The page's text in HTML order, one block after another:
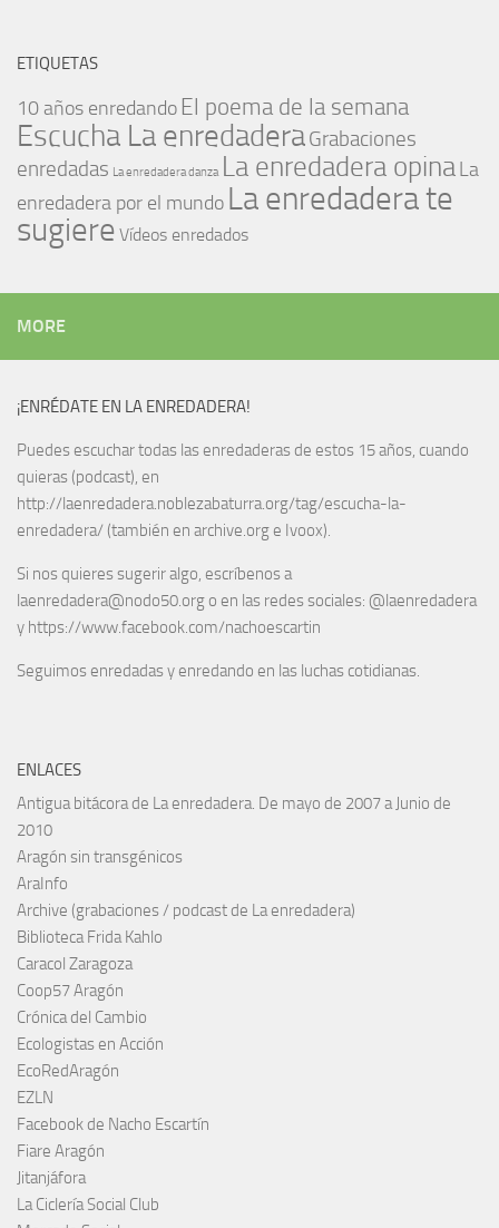
ETIQUETAS
10 años enredando El poema de la semana
Escucha La enredaderaGrabaciones
enredadas La enredadera danza La enredadera opinaLa
enredadera por el mundo La enredadera te
sugiere Vídeos enredados
MORE
¡ENRÉDATE EN LA ENREDADERA!
Puedes escuchar todas las enredaderas de estos 15 años, cuando
quieras (podcast), en
http://laenredadera.noblezabaturra.org/tag/escucha-la-
enredadera/ (también en archive.org e Ivoox).
Si nos quieres sugerir algo, escríbenos a
laenredadera@nodo50.org o en las redes sociales: @laenredadera
y https://www.facebook.com/nachoescartin
Seguimos enredadas y enredando en las luchas cotidianas.
ENLACES
Antigua bitácora de La enredadera. De mayo de 2007 a Junio de
2010
Aragón sin transgénicos
AraInfo
Archive (grabaciones / podcast de La enredadera)
Biblioteca Frida Kahlo
Caracol Zaragoza
Coop57 Aragón
Crónica del Cambio
Ecologistas en Acción
EcoRedAragón
EZLN
Facebook de Nacho Escartín
Fiare Aragón
Jitanjáfora
La Ciclería Social Club